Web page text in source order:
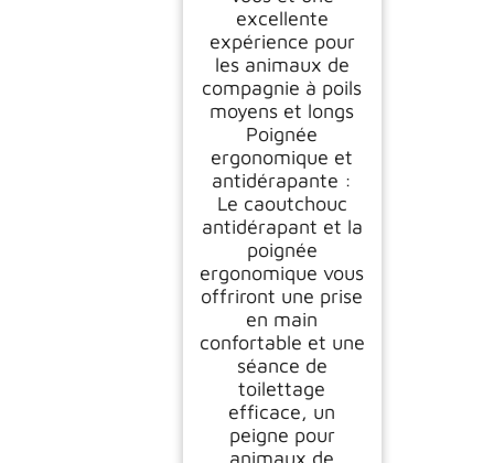
excellente
expérience pour
les animaux de
compagnie à poils
moyens et longs
Poignée
ergonomique et
antidérapante :
Le caoutchouc
antidérapant et la
poignée
ergonomique vous
offriront une prise
en main
confortable et une
séance de
toilettage
efficace, un
peigne pour
animaux de